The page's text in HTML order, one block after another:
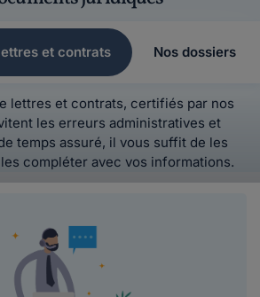
et contrats Nos dossiers
lettres et contrats, certifiés par nos
les erreurs administratives et
temps assuré, il vous suffit de les
compléter avec vos informations.